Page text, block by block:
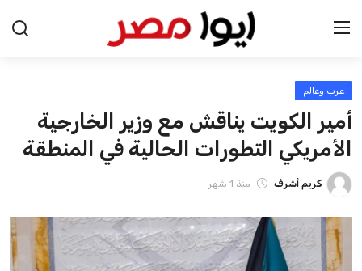
الرئيسية
اخبار مصر
عرب وعالم
اقتصاد
اخبار الرياضة
عرب وعالم
أمير الكويت يناقش مع وزير الخارجية
الأمريكي التطورات الحالية في المنطقة
كريم أشرف منذ 1 شهر